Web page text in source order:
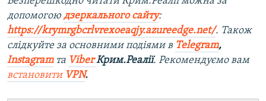
допомогою дзеркального сайту:
https://krymrgbcrlvrexoeaqjy.azureedge.net/. Також
слідкуйте за основними подіями в Telegram,
Instagramта ViberКрим.Реалії. Рекомендуємо вам
встановити VPN.